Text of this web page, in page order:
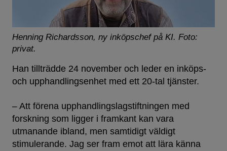
Henning Richardsson, ny inköpschef på KI. Foto:
privat.
Han tillträdde 24 november och leder en inköps-
och upphandlingsenhet med ett 20-tal tjänster.
– Att förena upphandlingslagstiftningen med
forskning som ligger i framkant kan vara
utmanande ibland, men samtidigt väldigt
stimulerande. Jag ser fram emot att lära känna